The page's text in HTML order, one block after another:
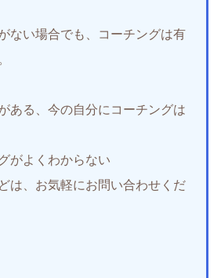
ない場合でも、コーチングは有
ある、今の自分にコーチングは
がよくわからない
は、お気軽にお問い合わせくだ